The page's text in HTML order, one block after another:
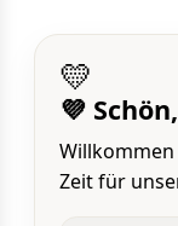
💛
💜
Zeit für